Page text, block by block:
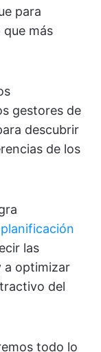
para
más
gestores de
descubrir
de los
las
a optimizar
del
todo lo